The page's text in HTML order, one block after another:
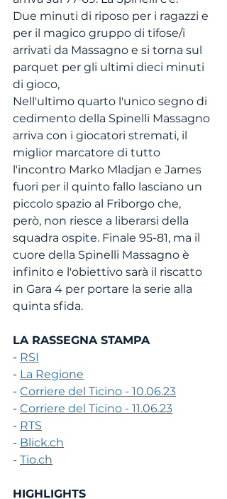
Due minuti di riposo per i ragazzi e
per il magico gruppo di tifose/i
arrivati da Massagno e si torna sul
parquet per gli ultimi dieci minuti
di gioco,
Nell'ultimo quarto l'unico segno di
cedimento della Spinelli Massagno
arriva con i giocatori stremati, il
miglior marcatore di tutto
l'incontro Marko Mladjan e James
fuori per il quinto fallo lasciano un
piccolo spazio al Friborgo che,
però, non riesce a liberarsi della
squadra ospite. Finale 95-81, ma il
cuore della Spinelli Massagno è
infinito e l'obiettivo sarà il riscatto
in Gara 4 per portare la serie alla
quinta sfida.
LA RASSEGNA STAMPA
- RSI
- La Regione
- Corriere del Ticino - 10.06.23
- Corriere del Ticino - 11.06.23
- RTS
- Blick.ch
- Tio.ch
HIGHLIGHTS